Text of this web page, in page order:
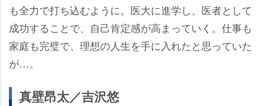
も全力で打ち込むように。医大に進学し、医者として
成功することで、自己肯定感が高まっていく。仕事も
家庭も完璧で、理想の人生を手に入れたと思っていた
が…。
真壁昂太／吉沢悠